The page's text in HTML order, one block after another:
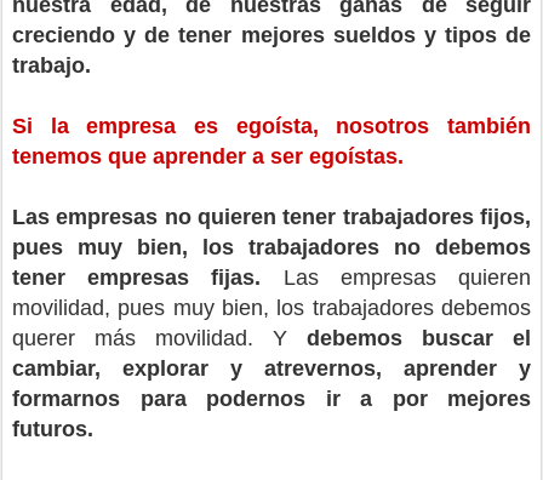
creciendo y de tener mejores sueldos y tipos de
trabajo.
Si la empresa es egoísta, nosotros también
tenemos que aprender a ser egoístas.
Las empresas no quieren tener trabajadores fijos,
pues muy bien, los trabajadores no debemos
tener empresas fijas. Las empresas quieren
movilidad, pues muy bien, los trabajadores debemos
querer más movilidad. Y debemos buscar el
cambiar, explorar y atrevernos, aprender y
formarnos para podernos ir a por mejores
futuros.